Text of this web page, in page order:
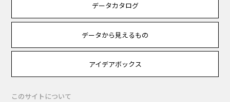
データカタログ
データから見えるもの
アイデアボックス
このサイトについて